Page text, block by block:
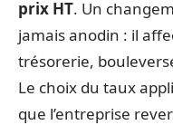
prix HT. Un
jamais anodin : il
trésorerie,
Le choix du taux
que l’entreprise